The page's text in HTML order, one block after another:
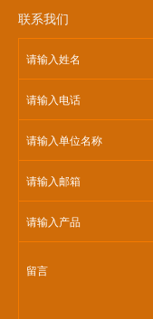
联系我们